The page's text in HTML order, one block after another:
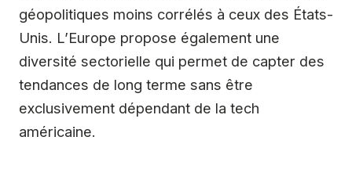
géopolitiques moins corrélés à ceux des États-
Unis. L’Europe propose également une
diversité sectorielle qui permet de capter des
tendances de long terme sans être
exclusivement dépendant de la tech
américaine.